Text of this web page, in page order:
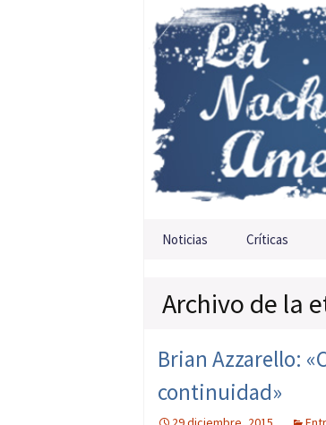
Saltar al contenido
Noticias Críticas
Archivo de la
Brian Azzarello:
continuidad»